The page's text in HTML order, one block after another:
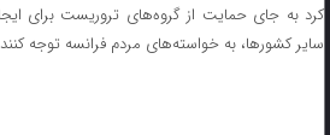
کرد به جای حمایت از گروه‌های تروریست برای
سایر کشورها، به خواسته‌های مردم فرانسه توجه کنند.